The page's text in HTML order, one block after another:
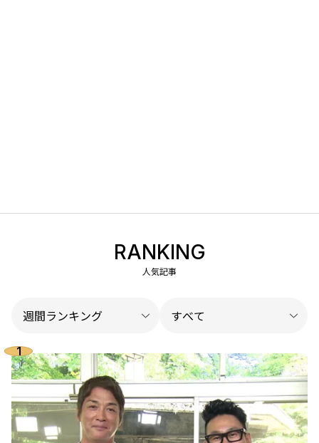
RANKING
人気記事